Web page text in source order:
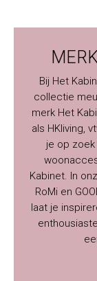
Bij Het
collectie
merk Het
als HKliving,
je op
Kabinet. In
RoMi en
laat je